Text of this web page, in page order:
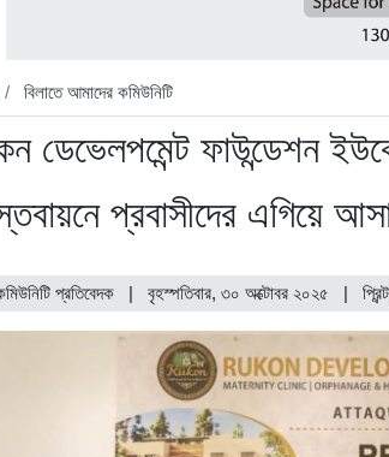
বাংলাদেশে এসে মার্কিন দূতের ভারতের
প্রধানমন্ত্রীর সভাপতিত্বে ভূমিকম্প বিষয়ক
বিলাতে আমাদের কমিউনিটি
ডেভেলপমেন্ট ফাউন্ডেশন
প্রবাসীদের এগিয়ে
প্রতিবেদক | বৃহস্পতিবার, ৩০ অক্টোবর ২০২৫ | প্রিন্ট